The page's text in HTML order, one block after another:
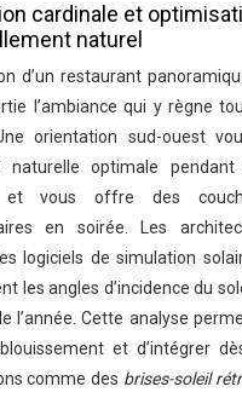
cardinale et
naturel
d’un restaurant
l’ambiance qui y règne
orientation sud-ouest
naturelle optimale
et vous offre des
en soirée. Les
logiciels de simulation
les angles d’incidence du
l’année. Cette analyse
et d’intégrer
comme des brises-soleil